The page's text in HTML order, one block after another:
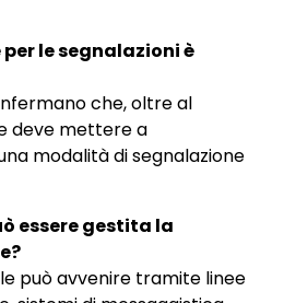
le segnalazioni è
che, oltre al
deve mettere a
modalità di segnalazione
essere gestita la
può avvenire tramite linee